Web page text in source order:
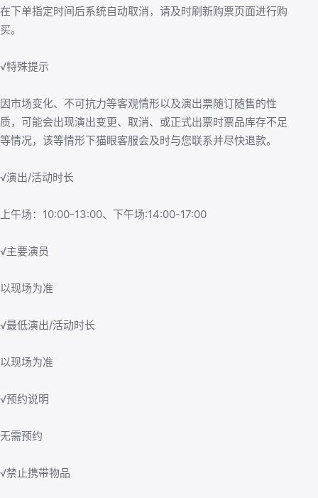
在下单指定时间后系统自动取消，请及时刷新购票页面进行购
买。
√特殊提示
因市场变化、不可抗力等客观情形以及演出票随订随售的性
质，可能会出现演出变更、取消、或正式出票时票品库存不足
等情况，该等情形下猫眼客服会及时与您联系并尽快退款。
√演出/活动时长
上午场：10:00-13:00、下午场:14:00-17:00
√主要演员
以现场为准
√最低演出/活动时长
以现场为准
√预约说明
无需预约
√禁止携带物品